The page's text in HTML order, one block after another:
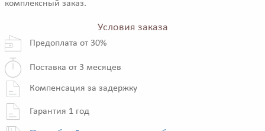
комплексный заказ.
Условия заказа
Предоплата от 30%
Поставка от 3 месяцев
Компенсация за задержку
Гарантия 1 год